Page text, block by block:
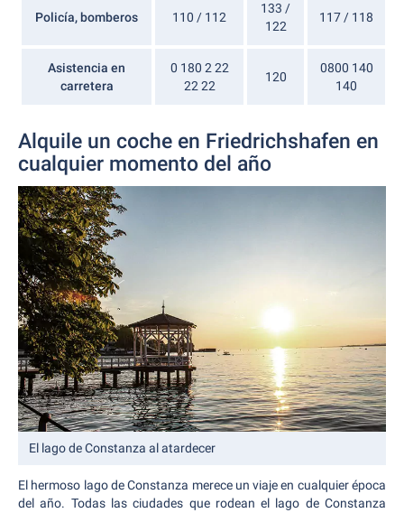
Policía, bomberos 110 / 112
133 /
122
117 / 118
Asistencia en
carretera
0 180 2 22
22 22
120
0800 140
140
Alquile un coche en Friedrichshafen en
cualquier momento del año
El lago de Constanza al atardecer
El hermoso lago de Constanza merece un viaje en cualquier época
del año. Todas las ciudades que rodean el lago de Constanza